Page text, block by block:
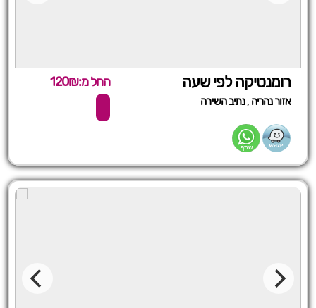
רומנטיקה לפי שעה החל מ:120₪
אזור נהריה ,נתיב השיירה